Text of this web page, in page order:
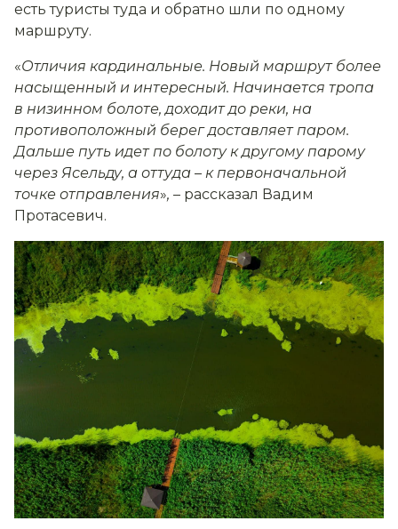
есть туристы туда и обратно шли по одному
маршруту.
«Отличия кардинальные. Новый маршрут более
насыщенный и интересный. Начинается тропа
в низинном болоте, доходит до реки, на
противоположный берег доставляет паром.
Дальше путь идет по болоту к другому парому
через Ясельду, а оттуда – к первоначальной
точке отправления», – рассказал Вадим
Протасевич.